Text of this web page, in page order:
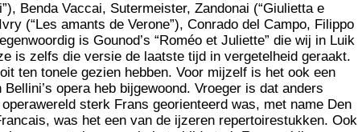
Benda Vaccai, Sutermeister, Zandonai (“Giulietta e
(“Les amants de Verone”), Conrado del Campo, Filippo
is Gounod’s “Roméo et Juliette” die wij in Luik
is zelfs die versie de laatste tijd in vergetelheid geraakt.
ten tonele gezien hebben. Voor mijzelf is het ook een
opera heb bijgewoond. Vroeger is dat anders
sterk Frans georienteerd was, met name Den
was het een van de ijzeren repertoirestukken. Ook